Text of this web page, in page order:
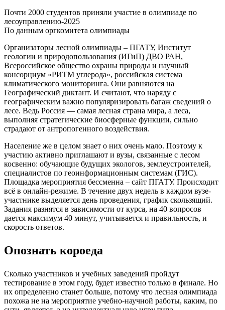
Почти 2000 студентов приняли участие в олимпиаде по
лесоуправлению-2025
По данным оргкомитета олимпиады
Организаторы лесной олимпиады – ПГАТУ, Институт
геологии и природопользования (ИГиП) ДВО РАН,
Всероссийское общество охраны природы и научный
консорциум «РИТМ углерода», российская система
климатического мониторинга. Они равняются на
Географический диктант. И считают, что наряду с
географическим важно популяризировать багаж сведений о
лесе. Ведь Россия — самая лесная страна мира, а леса,
выполняя стратегические биосферные функции, сильно
страдают от антропогенного воздействия.
Население же в целом знает о них очень мало. Поэтому к
участию активно приглашают и вузы, связанные с лесом
косвенно: обучающие будущих экологов, землеустроителей,
специалистов по геоинформационным системам (ГИС).
Площадка мероприятия бессменна – сайт ПГАТУ. Происходит
всё в онлайн-режиме. В течение двух недель в каждом вузе-
участнике выделяется день проведения, график скользящий.
Задания разнятся в зависимости от курса, на 40 вопросов
дается максимум 40 минут, учитывается и правильность, и
скорость ответов.
Опознать короеда
Сколько участников и учебных заведений пройдут
тестирование в этом году, будет известно только в финале. Но
их определенно станет больше, потому что лесная олимпиада
похожа не на мероприятие учебно-научной работы, каким, по